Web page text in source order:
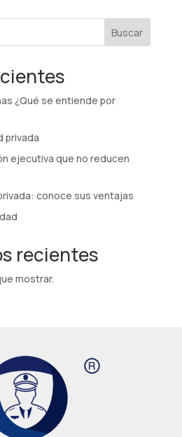
Buscar
¿Qué se entiende por
privada
ejecutiva que no reducen
conoce sus ventajas
recientes
mostrar.